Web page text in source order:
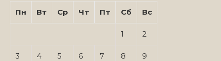
Пн
Вт Ср Чт Пт Сб Вс
1 2
3 4 5 6 7 8 9